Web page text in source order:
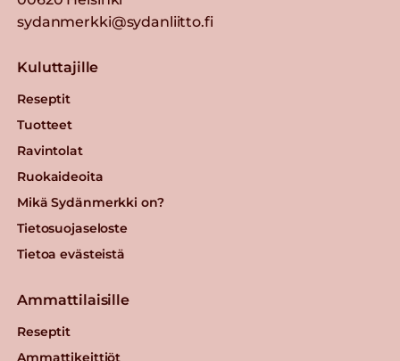
sydanmerkki@sydanliitto.fi
Kuluttajille
Reseptit
Tuotteet
Ravintolat
Ruokaideoita
Mikä Sydänmerkki on?
Tietosuojaseloste
Tietoa evästeistä
Ammattilaisille
Reseptit
Ammattikeittiöt